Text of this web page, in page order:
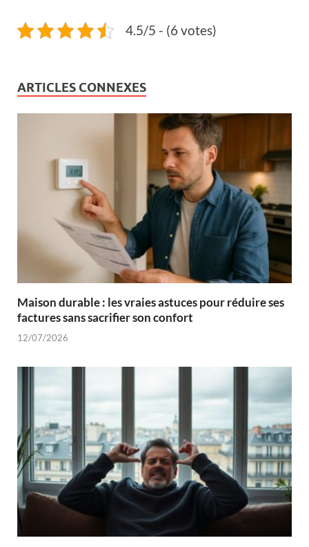
4.5/5 - (6 votes)
ARTICLES CONNEXES
Maison durable : les vraies astuces pour réduire ses
factures sans sacrifier son confort
12/07/2026